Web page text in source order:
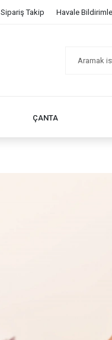
Sipariş Takip Havale
ÇANTA